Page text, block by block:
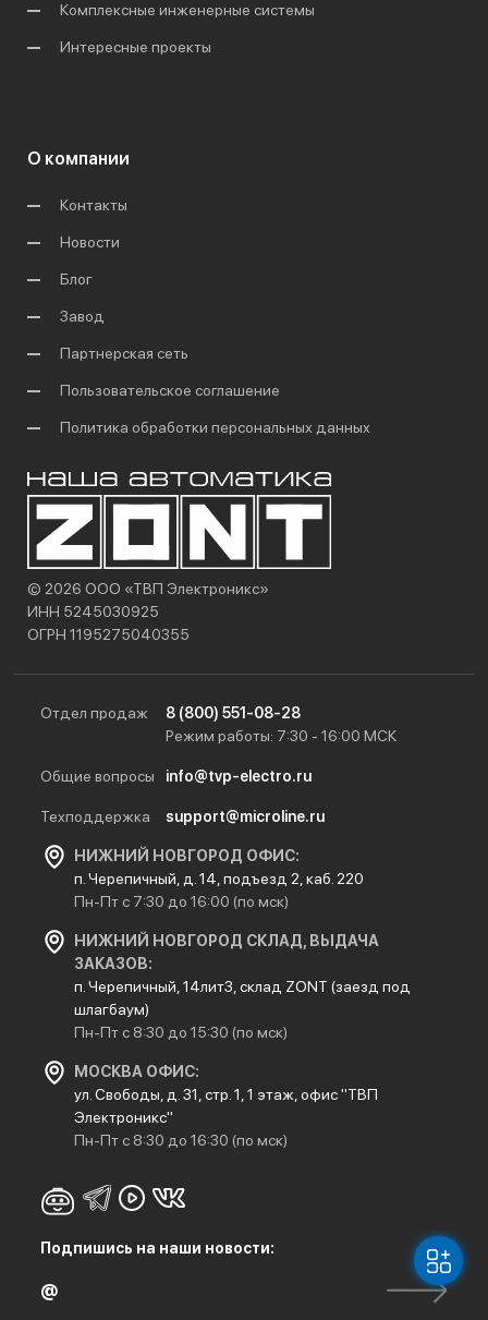
Комплексные инженерные системы
Интересные проекты
О компании
Контакты
Новости
Блог
Завод
Партнерская сеть
Пользовательское соглашение
Политика обработки персональных данных
© 2026 ООО «ТВП Электроникс»
ИНН 5245030925
ОГРН 1195275040355
Отдел продаж
8 (800) 551-08-28
Режим работы: 7:30 - 16:00 МСК
Общие вопросы info@tvp-electro.ru
Техподдержка support@microline.ru
НИЖНИЙ НОВГОРОД ОФИС:
п. Черепичный, д. 14, подъезд 2, каб. 220
Пн-Пт с 7:30 до 16:00 (по мск)
НИЖНИЙ НОВГОРОД СКЛАД, ВЫДАЧА
ЗАКАЗОВ:
п. Черепичный, 14лит3, склад ZONT (заезд под
шлагбаум)
Пн-Пт с 8:30 до 15:30 (по мск)
МОСКВА ОФИС:
ул. Свободы, д. 31, стр. 1, 1 этаж, офис "ТВП
Электроникс"
Пн-Пт с 8:30 до 16:30 (по мск)
Подпишись на наши новости: